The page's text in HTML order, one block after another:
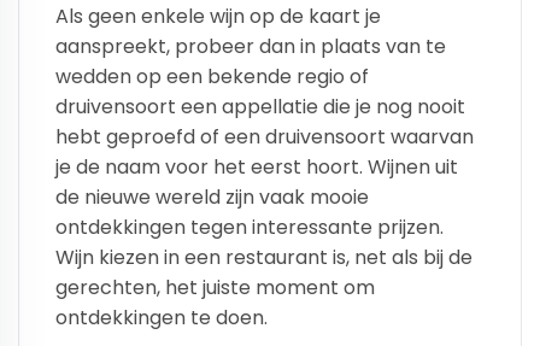
Als geen enkele wijn op de kaart je
aanspreekt, probeer dan in plaats van te
wedden op een bekende regio of
druivensoort een appellatie die je nog nooit
hebt geproefd of een druivensoort waarvan
je de naam voor het eerst hoort. Wijnen uit
de nieuwe wereld zijn vaak mooie
ontdekkingen tegen interessante prijzen.
Wijn kiezen in een restaurant is, net als bij de
gerechten, het juiste moment om
ontdekkingen te doen.